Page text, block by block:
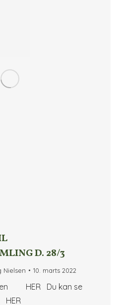
D. 28/3
Nielsen 10. marts 2022
HER Du kan se